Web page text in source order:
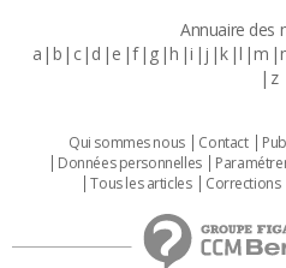
Annuaire des
a b c d e f g h i j k l m
z
Qui sommes nous Contact
Données personnelles
Tous les articles
Corrections